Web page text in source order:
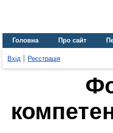
Головна Про сайт
Вхід Реєстрація